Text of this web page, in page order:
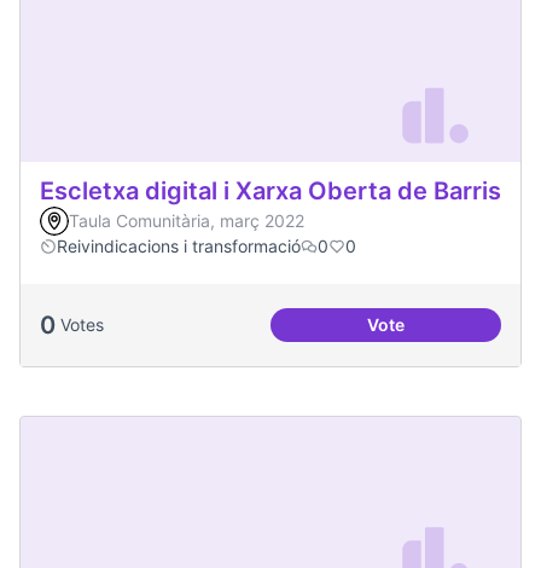
Escletxa digital i Xarxa Oberta de Barris
Taula Comunitària, març 2022
Reivindicacions i transformació
0 0
0 Votes VoteEscletxa digital i